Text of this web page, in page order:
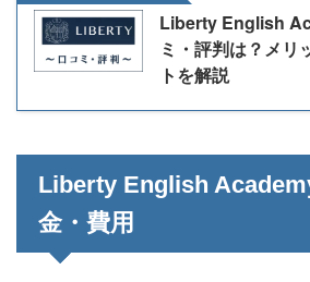
Liberty English
ミ・評判は？メリ
トを解説
Liberty English
金・費用